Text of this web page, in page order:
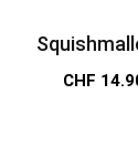
CHF